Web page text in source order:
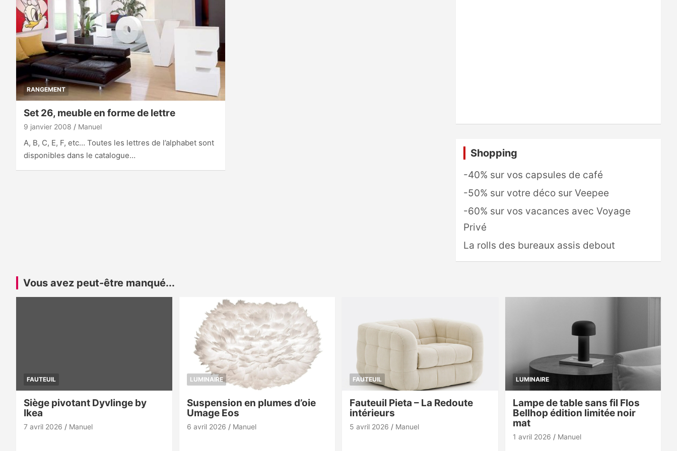
RANGEMENT
Set 26, meuble en forme de lettre
9 janvier 2008 Manuel
A, B, C, E, F, etc… Toutes les lettres de l’alphabet sont
disponibles dans le catalogue…
Shopping
-40% sur vos capsules de café
-50% sur votre déco sur Veepee
-60% sur vos vacances avec Voyage
Privé
La rolls des bureaux assis debout
Vous avez peut-être manqué...
FAUTEUIL
Siège pivotant Dyvlinge by
Ikea
7 avril 2026 Manuel
LUMINAIRE
Suspension en plumes d’oie
Umage Eos
6 avril 2026 Manuel
FAUTEUIL
Fauteuil Pieta – La Redoute
intérieurs
5 avril 2026 Manuel
LUMINAIRE
Lampe de table sans fil Flos
Bellhop édition limitée noir
mat
1 avril 2026 Manuel